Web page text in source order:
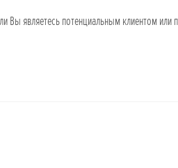
Вы являетесь потенциальным клиентом